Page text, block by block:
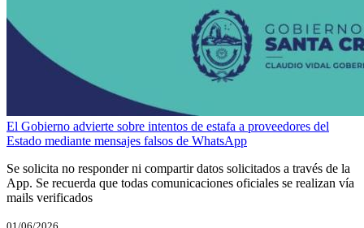
El Gobierno advierte sobre intentos de estafa a proveedores del
Estado mediante mensajes falsos de WhatsApp
Se solicita no responder ni compartir datos solicitados a través de la
App. Se recuerda que todas comunicaciones oficiales se realizan vía
mails verificados